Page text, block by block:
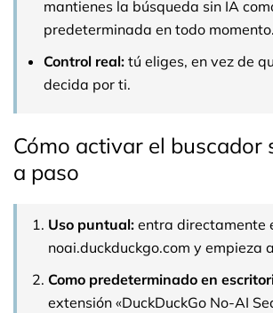
mantienes la búsqueda sin IA
predeterminada en todo momento.
Control real: tú eliges, en vez de
decida por ti.
Cómo activar el buscador
a paso
Uso puntual: entra directamente
noai.duckduckgo.com y empieza
Como predeterminado en
extensión «DuckDuckGo No-AI